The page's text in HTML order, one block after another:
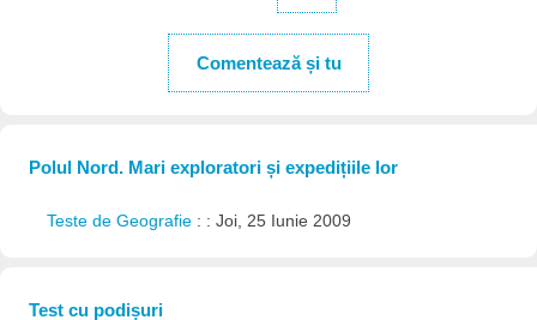
Comentează și tu
Polul Nord. Mari exploratori și expedițiile lor
Teste de Geografie : : Joi, 25 Iunie 2009
Test cu podișuri